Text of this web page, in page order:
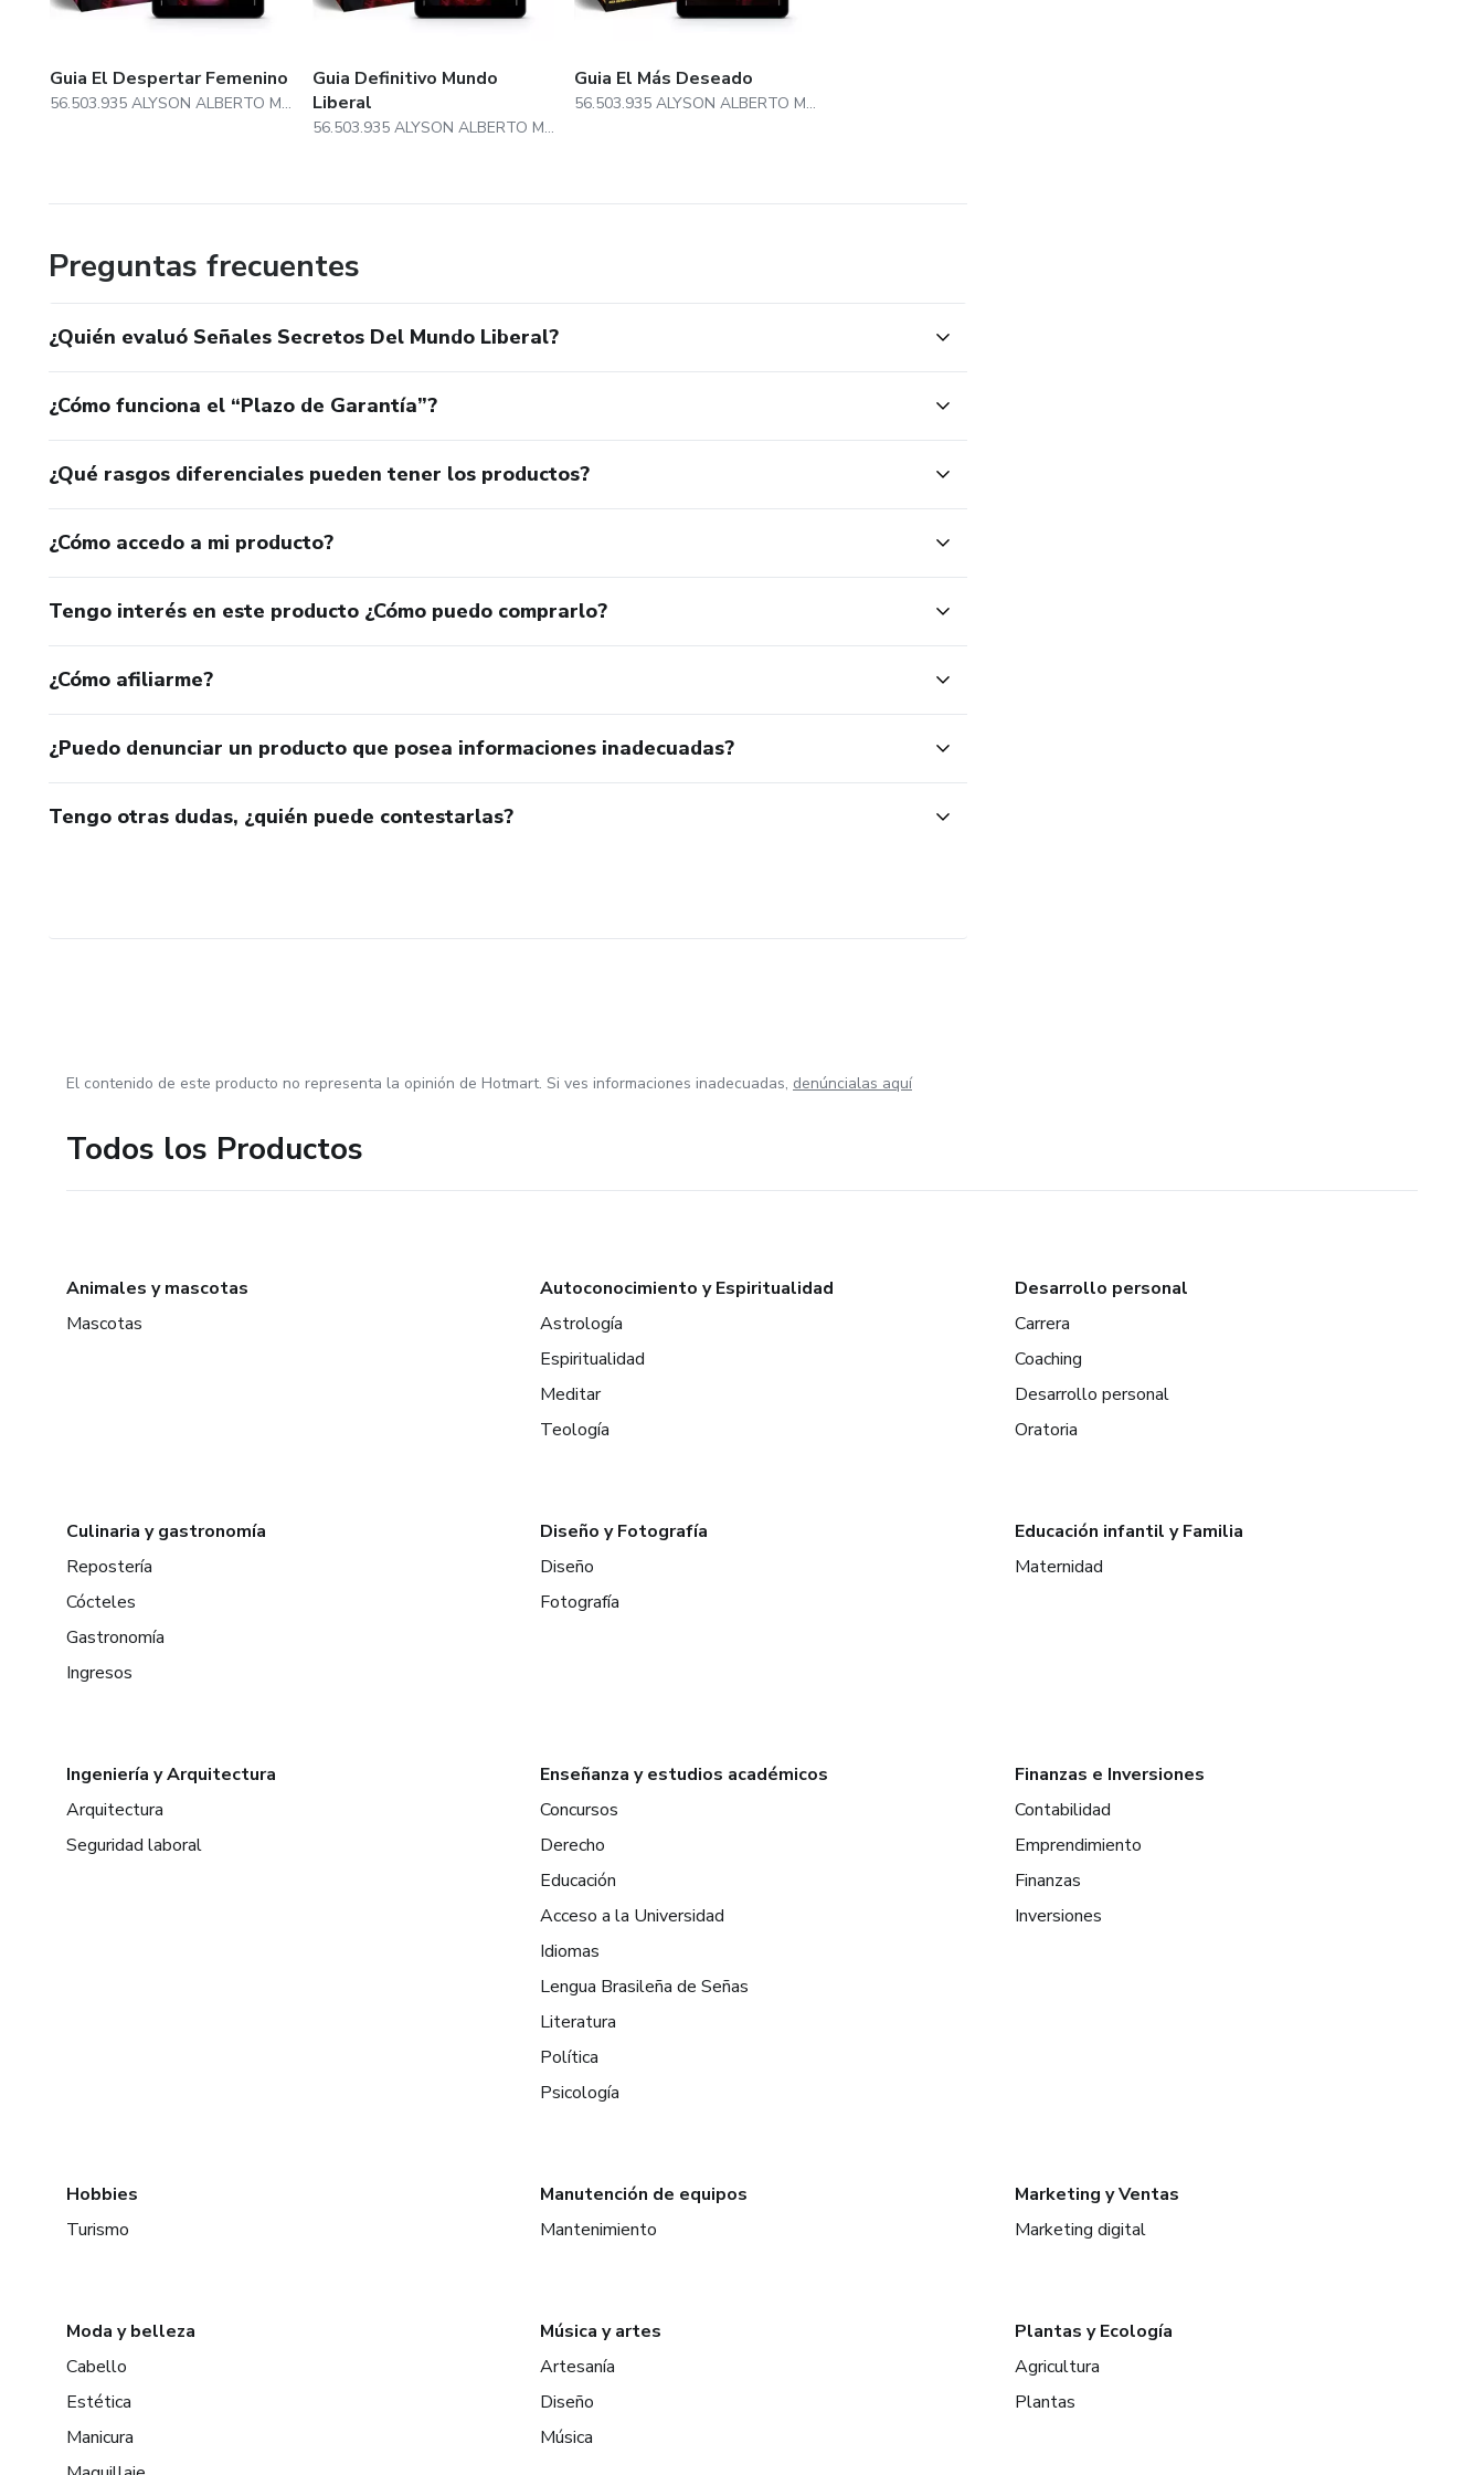
Guia El Despertar Femenino
56.503.935 ALYSON ALBERTO MANOEL
Guia Definitivo Mundo
Liberal
56.503.935 ALYSON ALBERTO MANOEL
Guia El Más Deseado
56.503.935 ALYSON ALBERTO MANOEL
Preguntas frecuentes
¿Quién evaluó Señales Secretos Del Mundo Liberal?
¿Cómo funciona el “Plazo de Garantía”?
¿Qué rasgos diferenciales pueden tener los productos?
¿Cómo accedo a mi producto?
Tengo interés en este producto ¿Cómo puedo comprarlo?
¿Cómo afiliarme?
¿Puedo denunciar un producto que posea informaciones inadecuadas?
Tengo otras dudas, ¿quién puede contestarlas?
El contenido de este producto no representa la opinión de Hotmart. Si ves informaciones inadecuadas, denúncialas aquí
Todos los Productos
Animales y mascotas
Mascotas
Autoconocimiento y Espiritualidad
Astrología
Espiritualidad
Meditar
Teología
Desarrollo personal
Carrera
Coaching
Desarrollo personal
Oratoria
Culinaria y gastronomía
Repostería
Cócteles
Gastronomía
Ingresos
Diseño y Fotografía
Diseño
Fotografía
Educación infantil y Familia
Maternidad
Ingeniería y Arquitectura
Arquitectura
Seguridad laboral
Enseñanza y estudios académicos
Concursos
Derecho
Educación
Acceso a la Universidad
Idiomas
Lengua Brasileña de Señas
Literatura
Política
Psicología
Finanzas e Inversiones
Contabilidad
Emprendimiento
Finanzas
Inversiones
Hobbies
Turismo
Manutención de equipos
Mantenimiento
Marketing y Ventas
Marketing digital
Moda y belleza
Cabello
Estética
Manicura
Música y artes
Artesanía
Diseño
Música
Plantas y Ecología
Agricultura
Plantas